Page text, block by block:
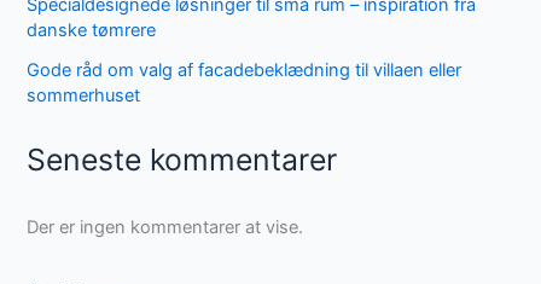
danske tømrere
Gode råd om valg af facadebeklædning til villaen eller
sommerhuset
Seneste kommentarer
Der er ingen kommentarer at vise.